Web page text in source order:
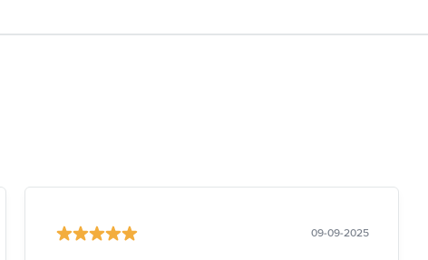
09-09-2025